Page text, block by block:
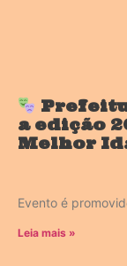
a edição
Melhor
Evento é
Leia mais »